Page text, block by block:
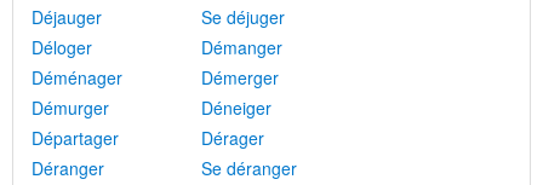
Déjauger
Se déjuger
Déloger
Démanger
Déménager
Démerger
Démurger
Déneiger
Départager
Dérager
Déranger
Se déranger